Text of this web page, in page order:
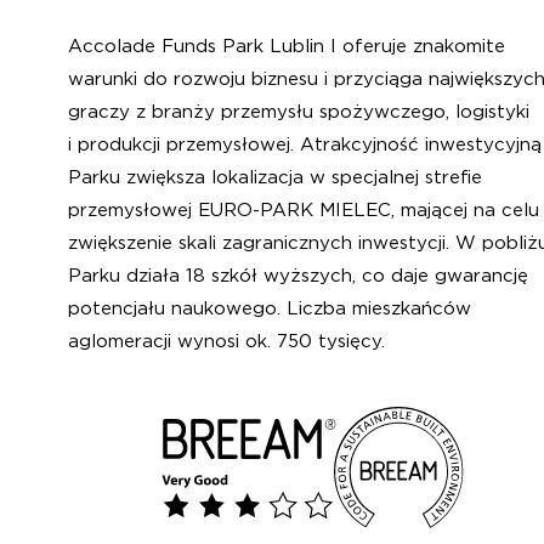
Accolade Funds Park Lublin I oferuje znakomite
warunki do rozwoju biznesu i przyciąga największych
graczy z branży przemysłu spożywczego, logistyki
i produkcji przemysłowej. Atrakcyjność inwestycyjną
Parku zwiększa lokalizacja w specjalnej strefie
przemysłowej EURO-PARK MIELEC, mającej na celu
zwiększenie skali zagranicznych inwestycji. W
Parku działa 18 szkół wyższych, co daje gwarancję
potencjału naukowego. Liczba mieszkańców
aglomeracji wynosi ok. 750 tysięcy.